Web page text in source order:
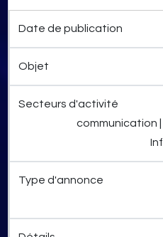
communication